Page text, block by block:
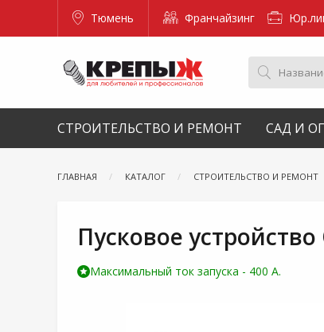
Тюмень Франчайзинг
СТРОИТЕЛЬСТВО И РЕМОНТ САД И
ГЛАВНАЯ КАТАЛОГ СТРОИТЕЛЬСТВО И РЕМОНТ
Пусковое
Максимальный ток запуска - 400 А.